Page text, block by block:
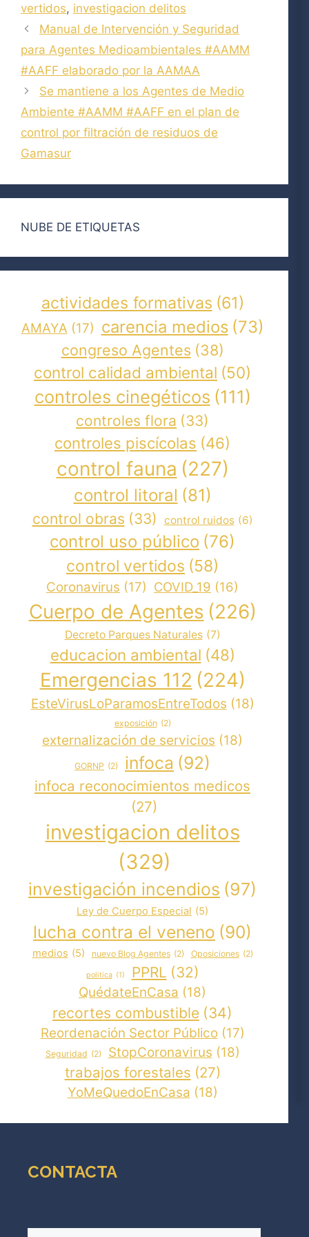
vertidos, investigacion delitos
Manual de Intervención y Seguridad
para Agentes Medioambientales #AAMM
#AAFF elaborado por la AAMAA
Se mantiene a los Agentes de Medio
Ambiente #AAMM #AAFF en el plan de
control por filtración de residuos de
Gamasur
NUBE DE ETIQUETAS
actividades formativas (61)
AMAYA (17) carencia medios (73)
congreso Agentes (38)
control calidad ambiental (50)
controles cinegéticos (111)
controles flora (33)
controles piscícolas (46)
control fauna (227)
control litoral (81)
control obras (33) control ruidos (6)
control uso público (76)
control vertidos (58)
Coronavirus (17) COVID_19 (16)
Cuerpo de Agentes (226)
Decreto Parques Naturales (7)
educacion ambiental (48)
Emergencias 112 (224)
EsteVirusLoParamosEntreTodos (18)
exposición (2)
externalización de servicios (18)
GORNP (2) infoca (92)
infoca reconocimientos medicos
(27)
investigacion delitos
(329)
investigación incendios (97)
Ley de Cuerpo Especial (5)
lucha contra el veneno (90)
medios (5) nuevo Blog Agentes (2) Oposiciones (2)
politica (1) PPRL (32)
QuédateEnCasa (18)
recortes combustible (34)
Reordenación Sector Público (17)
Seguridad (2) StopCoronavirus (18)
trabajos forestales (27)
YoMeQuedoEnCasa (18)
CONTACTA